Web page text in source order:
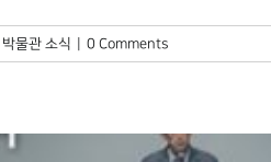
박물관 소식 0 Comments